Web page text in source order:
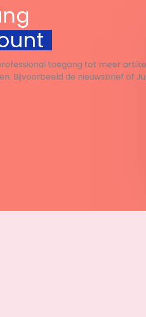
toegang tot meer
Bijvoorbeeld de nieuwsbrief of